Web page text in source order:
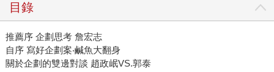
目錄
推薦序 企劃思考 詹宏志
自序 寫好企劃案‧鹹魚大翻身
關於企劃的雙邊對談 趙政岷VS.郭泰